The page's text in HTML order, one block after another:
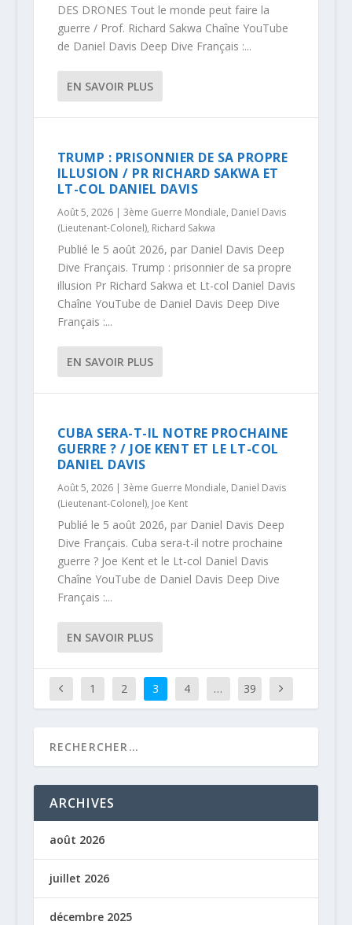
DES DRONES Tout le monde peut faire la
guerre / Prof. Richard Sakwa Chaîne YouTube
de Daniel Davis Deep Dive Français :...
EN SAVOIR PLUS
TRUMP : PRISONNIER DE SA PROPRE
ILLUSION / PR RICHARD SAKWA ET
LT-COL DANIEL DAVIS
Août 5, 2026| 3ème Guerre Mondiale, Daniel Davis
(Lieutenant-Colonel), Richard Sakwa
Publié le 5 août 2026, par Daniel Davis Deep
Dive Français. Trump : prisonnier de sa propre
illusion Pr Richard Sakwa et Lt-col Daniel Davis
Chaîne YouTube de Daniel Davis Deep Dive
Français :...
EN SAVOIR PLUS
CUBA SERA-T-IL NOTRE PROCHAINE
GUERRE ? / JOE KENT ET LE LT-COL
DANIEL DAVIS
Août 5, 2026| 3ème Guerre Mondiale, Daniel Davis
(Lieutenant-Colonel), Joe Kent
Publié le 5 août 2026, par Daniel Davis Deep
Dive Français. Cuba sera-t-il notre prochaine
guerre ? Joe Kent et le Lt-col Daniel Davis
Chaîne YouTube de Daniel Davis Deep Dive
Français :...
EN SAVOIR PLUS
1 2 3 4 … 39
ARCHIVES
août 2026
juillet 2026
décembre 2025